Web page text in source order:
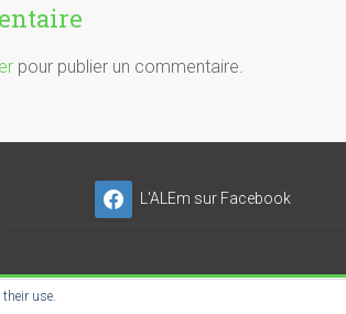
pour publier un commentaire.
L'ALEm sur Facebook
SC-ES
use.